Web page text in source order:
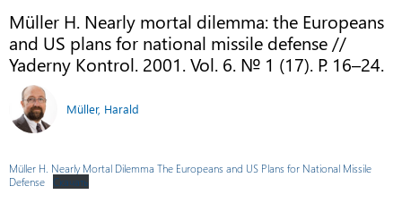
Müller H. Nearly mortal dilemma: the Europeans
and US plans for national missile defense //
Yaderny Kontrol. 2001. Vol. 6. № 1 (17). P. 16–24.
Müller, Harald
Müller H. Nearly Mortal Dilemma The Europeans and US Plans for National Missile
Defense
Скачать